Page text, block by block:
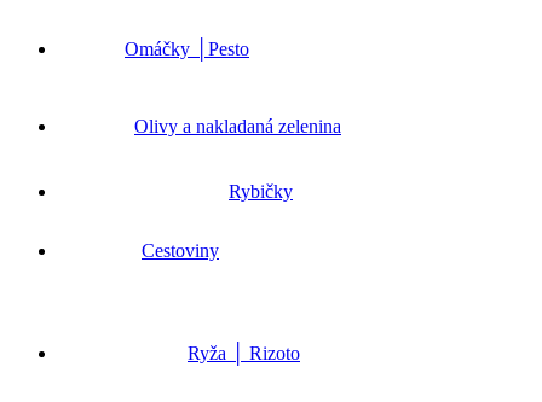
Omáčky │Pesto
Olivy a nakladaná zelenina
Rybičky
Cestoviny
Ryža │ Rizoto